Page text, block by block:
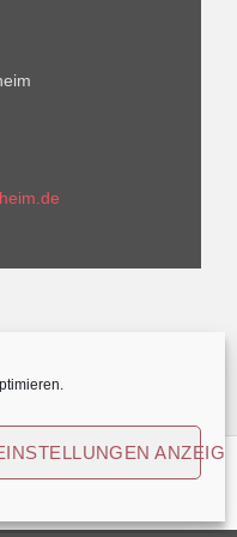
Maria-Gress-Schule Iffezheim